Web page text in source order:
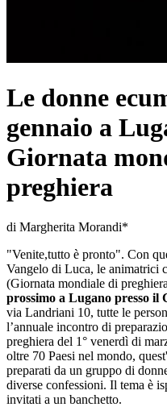
Le donne
gennaio a
Giornata
preghiera
di Margherita Morandi*
"Venite,tutto è pronto". Con
Vangelo di Luca, le animatrici
(Giornata mondiale di
prossimo a Lugano presso
via Landriani 10, tutte le
l’annuale incontro di
preghiera del 1° venerdì di
oltre 70 Paesi nel mondo,
preparati da un gruppo di
diverse confessioni. Il tema è
invitati a un banchetto.